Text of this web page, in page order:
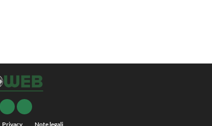
Privacy Note legali